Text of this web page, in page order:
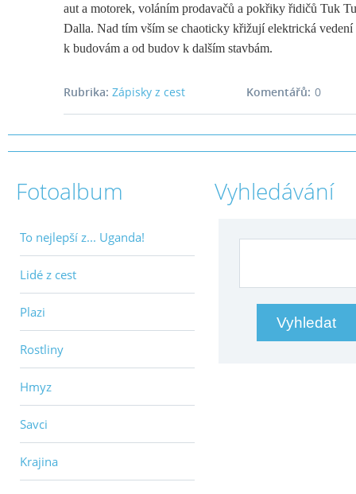
aut a motorek, voláním prodavačů a pokřiky řidičů Tuk
Dalla. Nad tím vším se chaoticky křižují elektrická vedení
k budovám a od budov k dalším stavbám.
Rubrika: Zápisky z cest 0
Komentářů:
Fotoalbum
To nejlepší z... Uganda!
Lidé z cest
Plazi
Rostliny
Hmyz
Savci
Krajina
Vyhledávání